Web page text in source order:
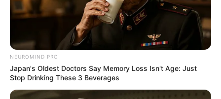
NEUROMIND PRO
Japan's Oldest Doctors Say Memory Loss Isn't Age: Just
Stop Drinking These 3 Beverages